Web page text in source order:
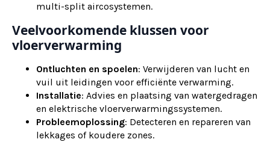
multi-split aircosystemen.
Veelvoorkomende klussen voor
vloerverwarming
Ontluchten en spoelen: Verwijderen van lucht en
vuil uit leidingen voor efficiënte verwarming.
Installatie: Advies en plaatsing van watergedragen
en elektrische vloerverwarmingssystemen.
Probleemoplossing: Detecteren en repareren van
lekkages of koudere zones.